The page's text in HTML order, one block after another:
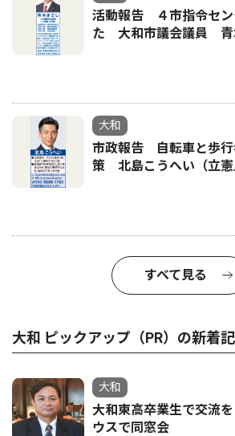
活動報告 ４市指令セン
た 大和市議会議員 青
大和
市政報告 自転車と歩行
策 北島こうへい（立憲
すべて見る
大和 ピックアップ（PR）の新着
大和
大和東高卒業生で交
ウスで同窓会